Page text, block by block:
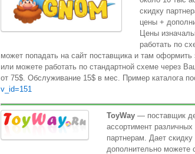
скидку
цены +
Цены
работать по
может попадать на сайт поставщика и там
или можете работать по стандартной схеме через
от 75$. Обслуживание 15$ в мес. Пример каталога
v_id=151
ToyWay — поставщик
ассортимент
партнерам. Дает
дополнительно можете